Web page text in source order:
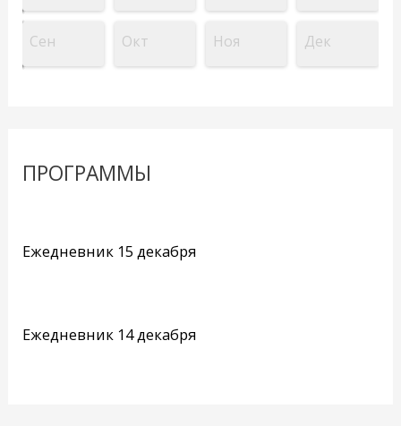
Сен Окт Ноя Дек
ПРОГРАММЫ
Ежедневник 15 декабря
Ежедневник 14 декабря